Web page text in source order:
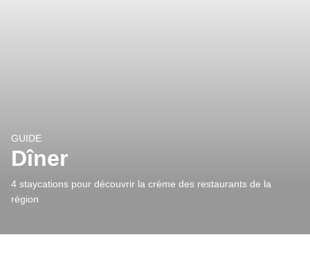
GUIDE
Dîner
4 staycations pour découvrir la crème des restaurants de la
région